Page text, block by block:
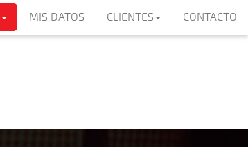
MIS DATOS CLIENTES CONTACTO